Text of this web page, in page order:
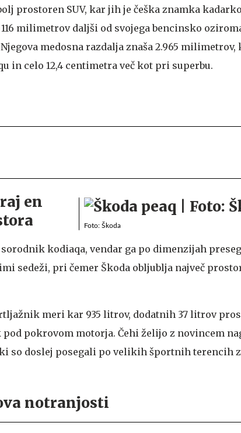
prostoren SUV, kar jih je češka znamka
milimetrov daljši od svojega bencinsko
medosna razdalja znaša 2.965 milimetrov,
in celo 12,4 centimetra več kot pri superbu.
Foto: Škoda
en
kodiaqa, vendar ga po dimenzijah
sedeži, pri čemer Škoda obljublja največ
meri kar 935 litrov, dodatnih 37 litrov
pokrovom motorja. Čehi želijo z novincem
so doslej posegali po velikih športnih terencih
notranjosti